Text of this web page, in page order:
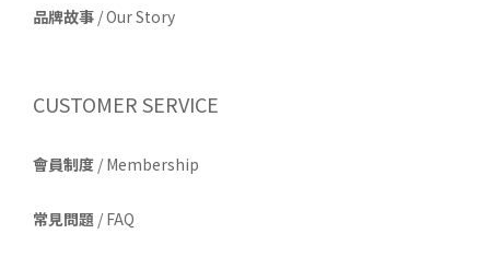
品牌故事 /Our Story
CUSTOMER SERVICE
會員制度 / Membership
常見問題 / FAQ